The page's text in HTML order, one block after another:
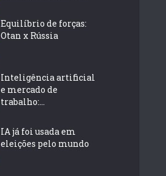
Equilíbrio de forças:
Otan x Rússia
Inteligência artificial
e mercado de
trabalho:...
IA já foi usada em
eleições pelo mundo